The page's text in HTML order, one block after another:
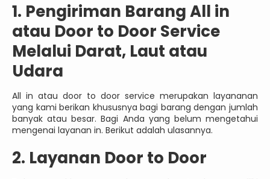
1. Pengiriman Barang All in
atau Door to Door Service
Melalui Darat, Laut atau
Udara
All in atau door to door service merupakan layananan
yang kami berikan khususnya bagi barang dengan jumlah
banyak atau besar. Bagi Anda yang belum mengetahui
mengenai layanan in. Berikut adalah ulasannya.
2. Layanan Door to Door